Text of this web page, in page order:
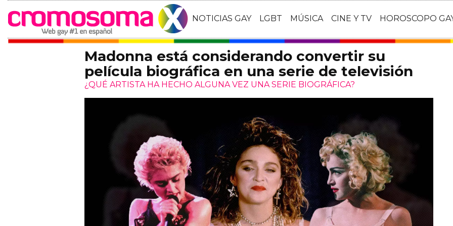
NOTICIAS GAY LGBT MÚSICA CINE Y TV HOROSCOPO
Madonna está considerando convertir su
película biográfica en una serie de televisión
¿QUÉ ARTISTA HA HECHO ALGUNA VEZ UNA SERIE BIOGRÁFICA?